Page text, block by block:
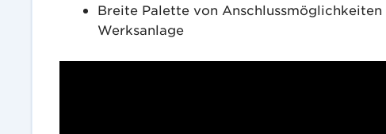
Breite Palette von
Werksanlage